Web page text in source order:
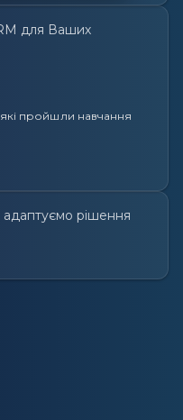
для Ваших
які пройшли навчання
адаптуємо рішення